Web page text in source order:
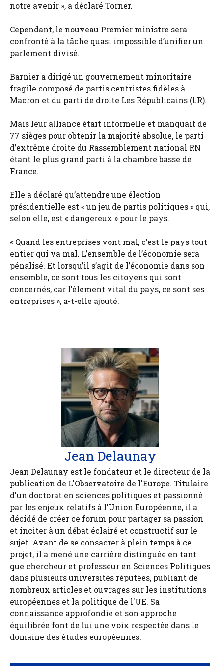
notre avenir », a déclaré Torner.
Cependant, le nouveau Premier ministre sera
confronté à la tâche quasi impossible d’unifier un
parlement divisé.
Barnier a dirigé un gouvernement minoritaire
fragile composé de partis centristes fidèles à
Macron et du parti de droite Les Républicains (LR).
Mais leur alliance était informelle et manquait de
77 sièges pour obtenir la majorité absolue, le parti
d’extrême droite du Rassemblement national RN
étant le plus grand parti à la chambre basse de
France.
Elle a déclaré qu’attendre une élection
présidentielle est « un jeu de partis politiques » qui,
selon elle, est « dangereux » pour le pays.
« Quand les entreprises vont mal, c’est le pays tout
entier qui va mal. L’ensemble de l’économie sera
pénalisé. Et lorsqu’il s’agit de l’économie dans son
ensemble, ce sont tous les citoyens qui sont
concernés, car l’élément vital du pays, ce sont ses
entreprises », a-t-elle ajouté.
Jean Delaunay
Jean Delaunay est le fondateur et le directeur de la
publication de L'Observatoire de l'Europe. Titulaire
d'un doctorat en sciences politiques et passionné
par les enjeux relatifs à l'Union Européenne, il a
décidé de créer ce forum pour partager sa passion
et inciter à un débat éclairé et constructif sur le
sujet. Avant de se consacrer à plein temps à ce
projet, il a mené une carrière distinguée en tant
que chercheur et professeur en Sciences Politiques
dans plusieurs universités réputées, publiant de
nombreux articles et ouvrages sur les institutions
européennes et la politique de l'UE. Sa
connaissance approfondie et son approche
équilibrée font de lui une voix respectée dans le
domaine des études européennes.